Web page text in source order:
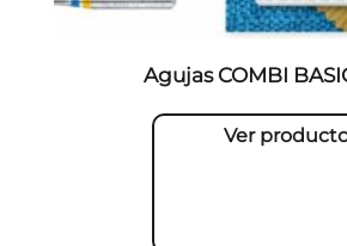
Agujas COMBI
Ver